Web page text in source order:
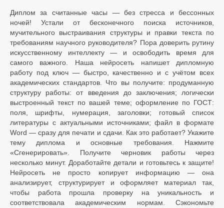
Диплом за считанные часы — без стресса и бессонных
ночей! Устали от бесконечного поиска источников,
мучительного выстраивания структуры и правки текста по
требованиям научного руководителя? Пора доверить рутину
искусственному интеллекту — и освободить время для
самого важного. Наша нейросеть напишет дипломную
работу под ключ — быстро, качественно и с учётом всех
академических стандартов. Что вы получите: продуманную
структуру работы: от введения до заключения; логически
выстроенный текст по вашей теме; оформление по ГОСТ:
поля, шрифты, нумерация, заголовки; готовый список
литературы с актуальными источниками; файл в формате
Word — сразу для печати и сдачи. Как это работает? Укажите
тему диплома и основные требования. Нажмите
«Сгенерировать». Получите черновик работы через
несколько минут. Доработайте детали и готовьтесь к защите!
Нейросеть не просто копирует информацию — она
анализирует, структурирует и оформляет материал так,
чтобы работа прошла проверку на уникальность и
соответствовала академическим нормам. Сэкономьте